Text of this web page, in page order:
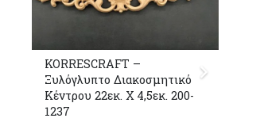
KORRESCRAFT –
Ξυλόγλυπτο Διακοσμητικό
Κέντρου 22εκ. Χ 4,5εκ. 200-
1237